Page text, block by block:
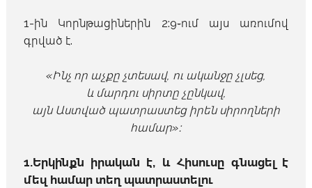
1-ին Կորնթացիներին 2:9֊ում այս առումով
գրված է.
«Ինչ որ աչքը չտեսավ, ու ականջը չլսեց,
և մարդու սիրտը չընկավ,
այն Աստված պատրաստեց իրեն սիրողների
համար»։
1.Երկինքն իրական է, և Հիսուսը գնացել է
մեզ համար տեղ պատրաստելու